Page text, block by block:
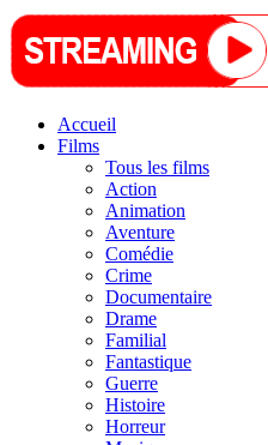
Accueil
Films
Tous les films
Action
Animation
Aventure
Comédie
Crime
Documentaire
Drame
Familial
Fantastique
Guerre
Histoire
Horreur